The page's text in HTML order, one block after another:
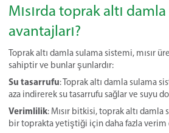
Mısırda toprak altı
avantajları?
Toprak altı damla sulama sistemi, mısır
sahiptir ve bunlar şunlardır:
Su tasarrufu: Toprak altı damla sulama
aza indirerek su tasarrufu sağlar ve suyu
Verimlilik: Mısır bitkisi, toprak altı
bir toprakta yetiştiği için daha fazla verim